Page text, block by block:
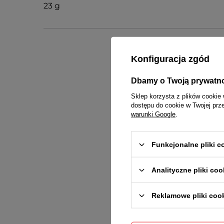
23 g
Konfiguracja zgód
Dbamy o Twoją
Sklep korzysta z plików cookie
dostępu do cookie w Twojej
warunki Google
Funkcjonalne pliki
Analityczne pliki
Reklamowe pliki